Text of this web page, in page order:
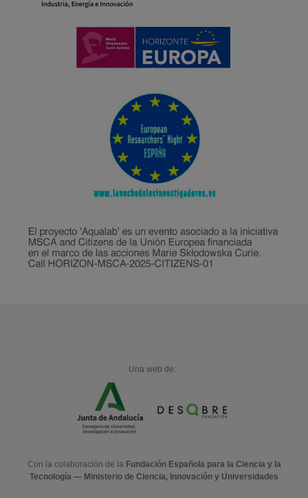
Una web de:
Con la colaboración de la Fundación Española para la Ciencia y la
Tecnología — Ministerio de Ciencia, Innovación y Universidades